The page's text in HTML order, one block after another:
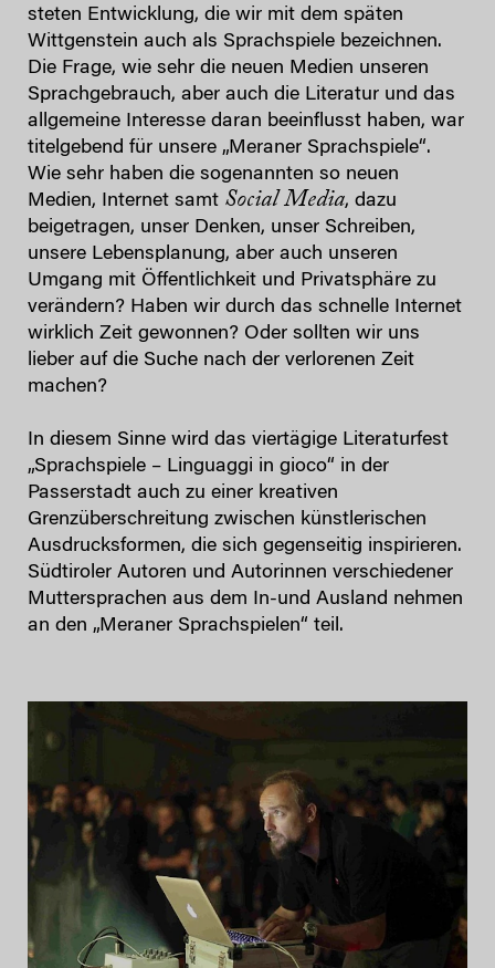
steten Entwicklung, die wir mit dem späten
Wittgenstein auch als Sprachspiele bezeichnen.
Die Frage, wie sehr die neuen Medien unseren
Sprachgebrauch, aber auch die Literatur und das
allgemeine Interesse daran beeinflusst haben, war
titelgebend für unsere „Meraner Sprachspiele“.
Wie sehr haben die sogenannten so neuen
Medien, Internet samt Social Media, dazu
beigetragen, unser Denken, unser Schreiben,
unsere Lebensplanung, aber auch unseren
Umgang mit Öffentlichkeit und Privatsphäre zu
verändern? Haben wir durch das schnelle Internet
wirklich Zeit gewonnen? Oder sollten wir uns
lieber auf die Suche nach der verlorenen Zeit
machen?
In diesem Sinne wird das viertägige Literaturfest
„Sprachspiele – Linguaggi in gioco“ in der
Passerstadt auch zu einer kreativen
Grenzüberschreitung zwischen künstlerischen
Ausdrucksformen, die sich gegenseitig inspirieren.
Südtiroler Autoren und Autorinnen verschiedener
Muttersprachen aus dem In-und Ausland nehmen
an den „Meraner Sprachspielen“ teil.